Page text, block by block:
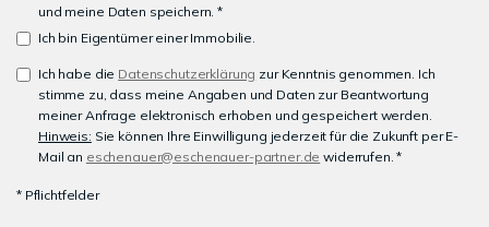
und meine Daten speichern. *
Ich bin Eigentümer einer Immobilie.
Ich habe die Datenschutzerklärung zur Kenntnis genommen. Ich
stimme zu, dass meine Angaben und Daten zur Beantwortung
meiner Anfrage elektronisch erhoben und gespeichert werden.
Hinweis: Sie können Ihre Einwilligung jederzeit für die Zukunft per E-
Mail an eschenauer@eschenauer-partner.de widerrufen. *
* Pflichtfelder